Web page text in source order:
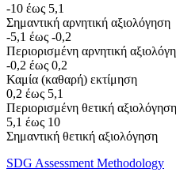
-10 έως 5,1
Σημαντική αρνητική αξιολόγηση
-5,1 έως -0,2
Περιορισμένη αρνητική
-0,2 έως 0,2
Καμία (καθαρή) εκτίμηση
0,2 έως 5,1
Περιορισμένη θετική αξιολόγηση
5,1 έως 10
Σημαντική θετική αξιολόγηση
SDG Assessment Methodology